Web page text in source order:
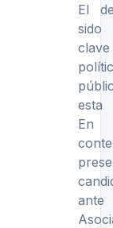
El
esta